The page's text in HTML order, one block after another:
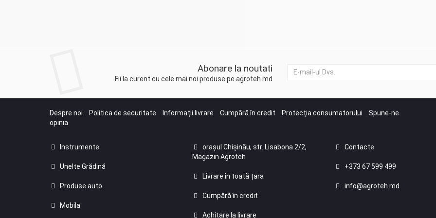
Abonare la noutati
Fii la curent cu cele mai noi produse pe agroteh.md
Despre noi Politica de securitate Informații livrare Cumpără în credit Protecția consumatorului
Spune-ne
opinia
Instrumente
Unelte Grădină
Produse auto
Mobila
orașul Chișinău, str. Lisabona 2/2,
Magazin Agroteh
Livrare în toată țara
Cumpără în credit
Achitare la livrare
Contacte
+373 67 599 499
info@agroteh.md